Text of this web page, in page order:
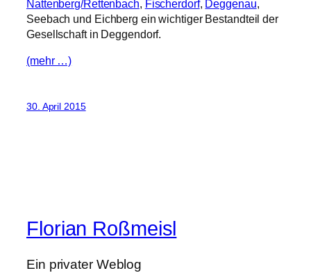
Nattenberg/Rettenbach, Fischerdorf, Deggenau,
Seebach und Eichberg ein wichtiger Bestandteil der
Gesellschaft in Deggendorf.
(mehr …)
30. April 2015
Florian Roßmeisl
Ein privater Weblog